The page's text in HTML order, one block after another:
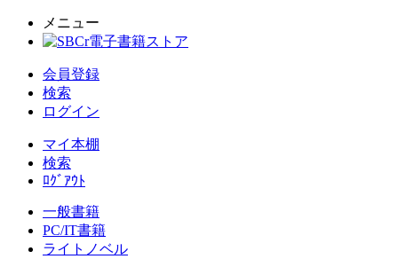
メニュー
会員登録
検索
ログイン
マイ本棚
検索
ﾛｸﾞｱｳﾄ
一般書籍
PC/IT書籍
ライトノベル